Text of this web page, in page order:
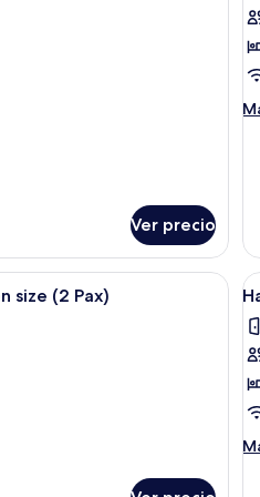
Ver precio
Edredón, caja de seguridad en la
size (2 Pax)
1